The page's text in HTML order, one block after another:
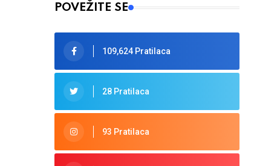
POVEŽITE SE
109,624 Pratilaca
28 Pratilaca
93 Pratilaca